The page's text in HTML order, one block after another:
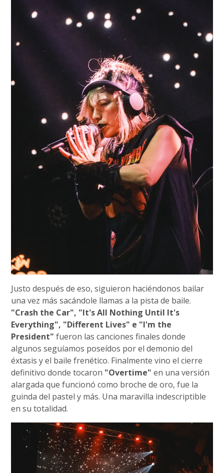
Justo después de eso, siguieron haciéndonos bailar
una vez más sacándole llamas a la pista de baile.
"Crash the Car", "It's All Nothing Until It's
Everything", "Different Lives" e "I'm the
President" fueron las canciones finales donde
algunos seguíamos poseídos por el demonio del
éxtasis y el baile frenético. Finalmente vino el cierre
definitivo donde tocaron "Overtime" en una versión
alargada que funcionó como broche de oro, fue la
guinda del pastel y más. Una maravilla indescriptible
en su totalidad.